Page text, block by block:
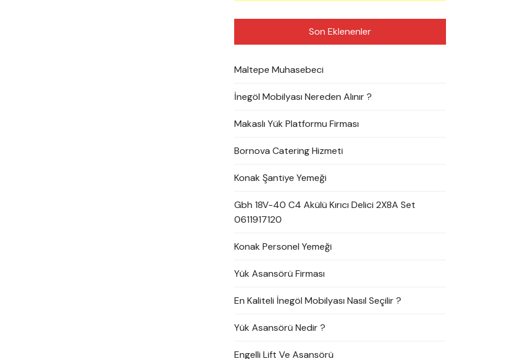
Son Eklenenler
Maltepe Muhasebeci
İnegöl Mobilyası Nereden Alınır ?
Makaslı Yük Platformu Firması
Bornova Catering Hizmeti
Konak Şantiye Yemeği
Gbh 18V-40 C4 Akülü Kırıcı Delici 2X8A Set
0611917120
Konak Personel Yemeği
Yük Asansörü Firması
En Kaliteli İnegöl Mobilyası Nasıl Seçilir ?
Yük Asansörü Nedir ?
Engelli Lift Ve Asansörü